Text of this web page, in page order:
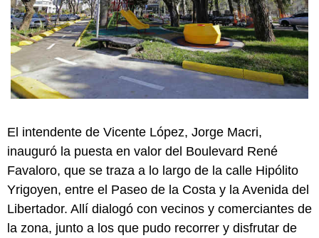
El intendente de Vicente López, Jorge Macri,
inauguró la puesta en valor del Boulevard René
Favaloro, que se traza a lo largo de la calle Hipólito
Yrigoyen, entre el Paseo de la Costa y la Avenida del
Libertador. Allí dialogó con vecinos y comerciantes de
la zona, junto a los que pudo recorrer y disfrutar de